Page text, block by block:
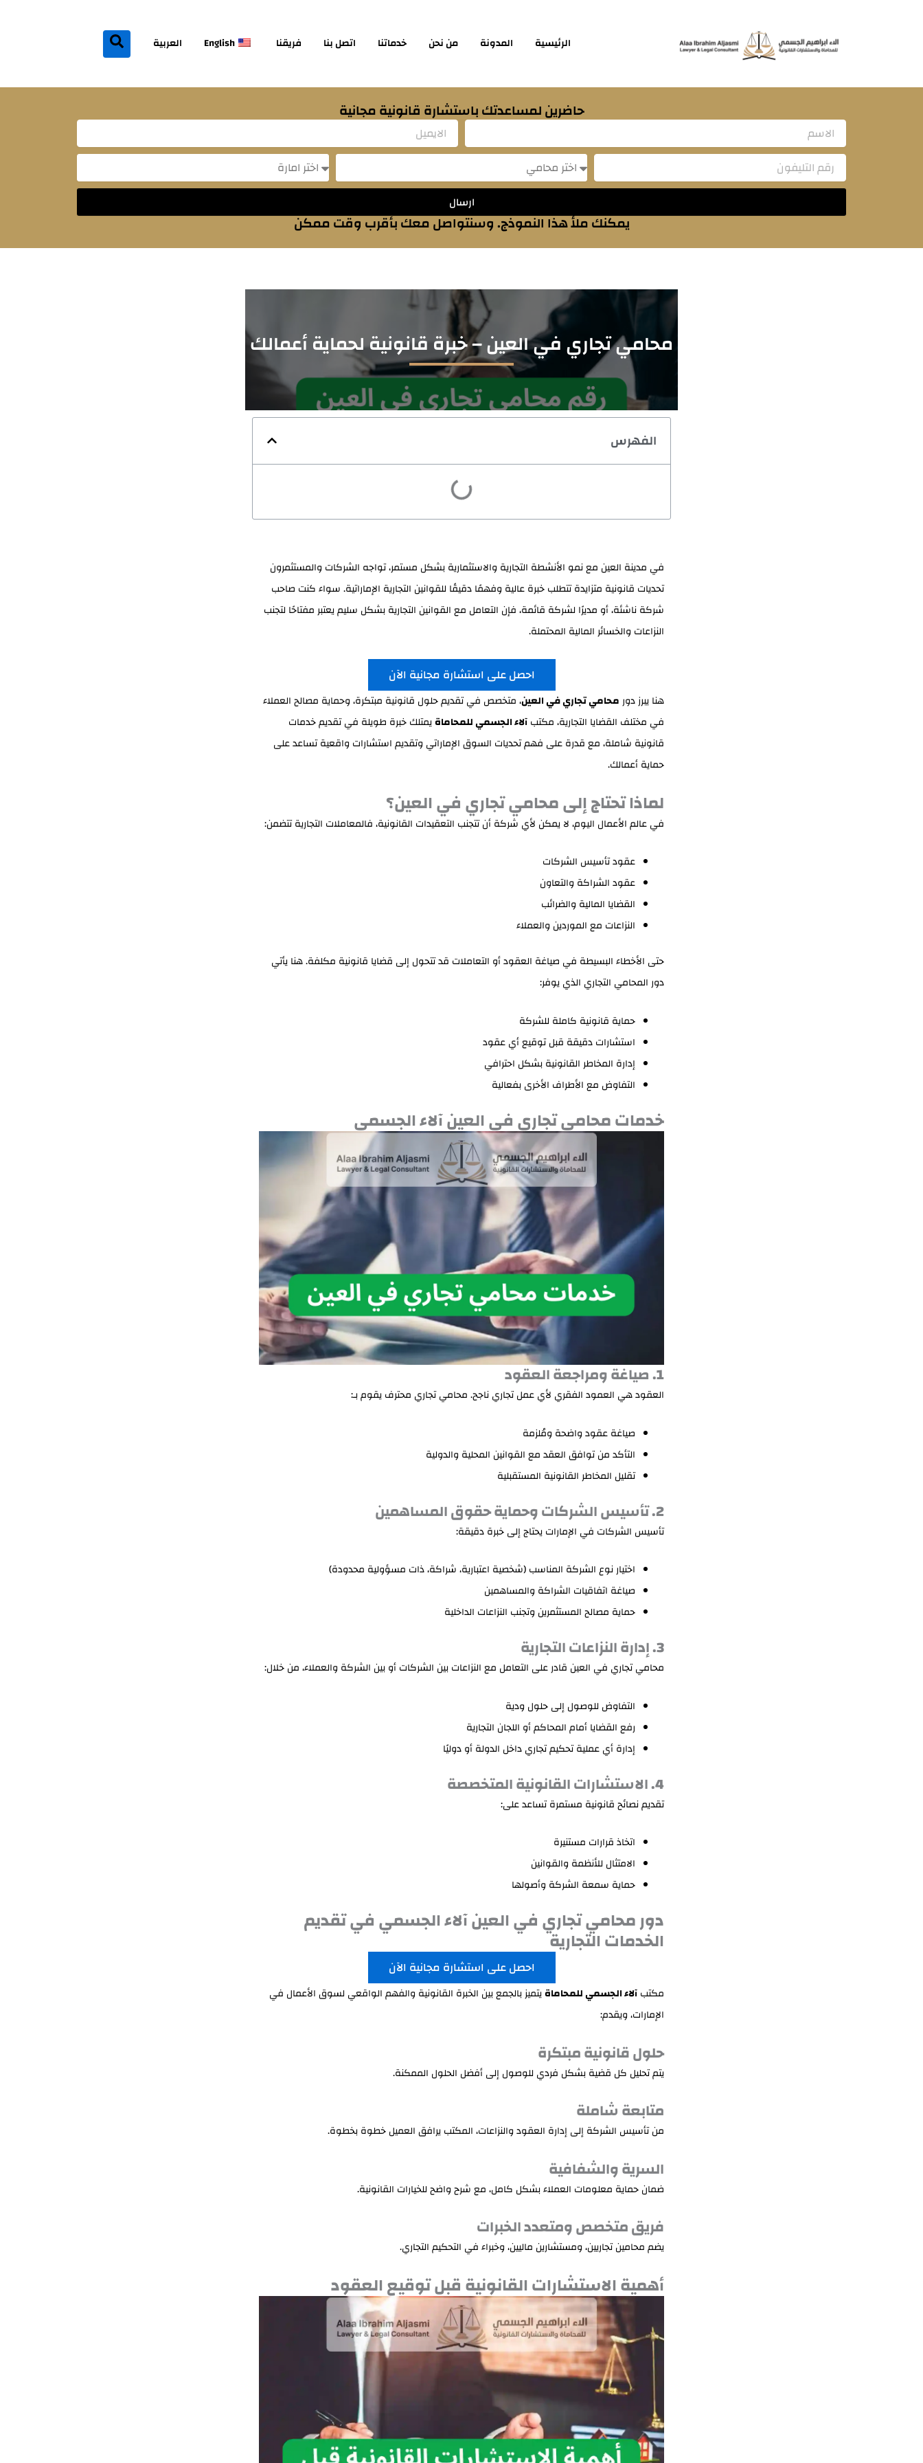
الرئيسية المدونة من نحن خدماتنا اتصل بنا فريقنا English العربية
حاضرين لمساعدتك باستشارة قانونية مجانية
Message
Message
ارسال
يمكنك ملأ هذا النموذج. وسنتواصل معك بأقرب وقت ممكن
محامي تجاري في العين – خبرة قانونية لحماية أعمالك
الفهرس
في مدينة العين مع نمو الأنشطة التجارية والاستثمارية بشكل مستمر، تواجه الشركات والمستثمرون
تحديات قانونية متزايدة تتطلب خبرة عالية وفهمًا دقيقًا للقوانين التجارية الإماراتية. سواء كنت صاحب
شركة ناشئة، أو مديرًا لشركة قائمة، فإن التعامل مع القوانين التجارية بشكل سليم يعتبر مفتاحًا لتجنب
النزاعات والخسائر المالية المحتملة.
احصل على استشارة مجانية الآن
هنا يبرز دورمحامي تجاري في العين، متخصص في تقديم حلول قانونية مبتكرة، وحماية مصالح العملاء
في مختلف القضايا التجارية، مكتبآلاء الجسمي للمحاماةيمتلك خبرة طويلة في تقديم خدمات
قانونية شاملة، مع قدرة على فهم تحديات السوق الإماراتي وتقديم استشارات واقعية تساعد على
حماية أعمالك.
لماذا تحتاج إلى محامي تجاري في العين؟
في عالم الأعمال اليوم، لا يمكن لأي شركة أن تتجنب التعقيدات القانونية، فالمعاملات التجارية تتضمن:
عقود تأسيس الشركات
عقود الشراكة والتعاون
القضايا المالية والضرائب
النزاعات مع الموردين والعملاء
حتى الأخطاء البسيطة في صياغة العقود أو التعاملات قد تتحول إلى قضايا قانونية مكلفة. هنا يأتي
دور المحامي التجاري الذي يوفر:
حماية قانونية كاملة للشركة
استشارات دقيقة قبل توقيع أي عقود
إدارة المخاطر القانونية بشكل احترافي
التفاوض مع الأطراف الأخرى بفعالية
خدمات محامي تجاري في العين آلاء الجسمي
1. صياغة ومراجعة العقود
العقود هي العمود الفقري لأي عمل تجاري ناجح. محامي تجاري محترف يقوم بـ:
صياغة عقود واضحة ومُلزمة
التأكد من توافق العقد مع القوانين المحلية والدولية
تقليل المخاطر القانونية المستقبلية
2. تأسيس الشركات وحماية حقوق المساهمين
تأسيس الشركات في الإمارات يحتاج إلى خبرة دقيقة:
اختيار نوع الشركة المناسب (شخصية اعتبارية، شراكة، ذات مسؤولية محدودة)
صياغة اتفاقيات الشراكة والمساهمين
حماية مصالح المستثمرين وتجنب النزاعات الداخلية
3. إدارة النزاعات التجارية
محامي تجاري في العين قادر على التعامل مع النزاعات بين الشركات أو بين الشركة والعملاء، من خلال:
التفاوض للوصول إلى حلول ودية
رفع القضايا أمام المحاكم أو اللجان التجارية
إدارة أي عملية تحكيم تجاري داخل الدولة أو دوليًا
4. الاستشارات القانونية المتخصصة
تقديم نصائح قانونية مستمرة تساعد على:
اتخاذ قرارات مستنيرة
الامتثال للأنظمة والقوانين
حماية سمعة الشركة وأصولها
دور محامي تجاري في العين آلاء الجسمي في تقديم
الخدمات التجارية
احصل على استشارة مجانية الآن
مكتبآلاء الجسمي للمحاماةيتميز بالجمع بين الخبرة القانونية والفهم الواقعي لسوق الأعمال في
الإمارات، ويقدم:
حلول قانونية مبتكرة
يتم تحليل كل قضية بشكل فردي للوصول إلى أفضل الحلول الممكنة.
متابعة شاملة
من تأسيس الشركة إلى إدارة العقود والنزاعات، المكتب يرافق العميل خطوة بخطوة.
السرية والشفافية
ضمان حماية معلومات العملاء بشكل كامل، مع شرح واضح للخيارات القانونية.
فريق متخصص ومتعدد الخبرات
يضم محامين تجاريين، ومستشارين ماليين، وخبراء في التحكيم التجاري.
أهمية الاستشارات القانونية قبل توقيع العقود